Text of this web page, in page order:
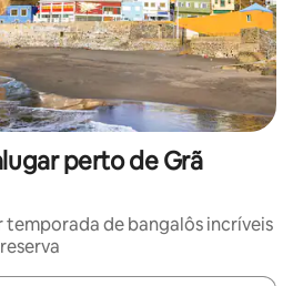
perto de Grã
temporada de bangalôs incríveis